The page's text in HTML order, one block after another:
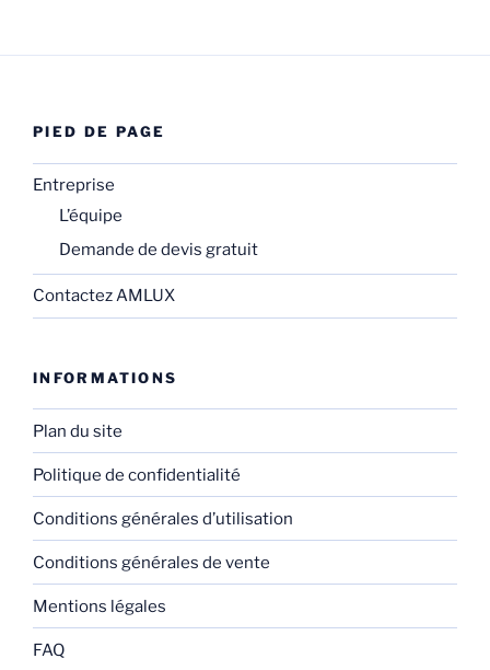
PIED DE PAGE
Entreprise
L’équipe
Demande de devis gratuit
Contactez AMLUX
INFORMATIONS
Plan du site
Politique de confidentialité
Conditions générales d’utilisation
Conditions générales de vente
Mentions légales
FAQ